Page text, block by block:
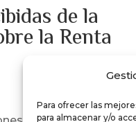
Para ofrecer las
para almacenar y/o
de la
la Renta